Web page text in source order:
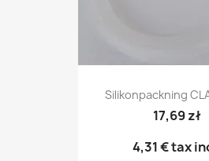
Silikonpackning
17,69 zł
4,31 €tax